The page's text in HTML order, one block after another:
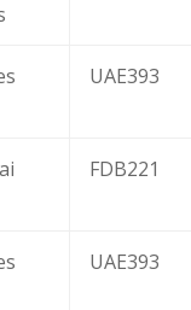
UAE393
FDB221
UAE393